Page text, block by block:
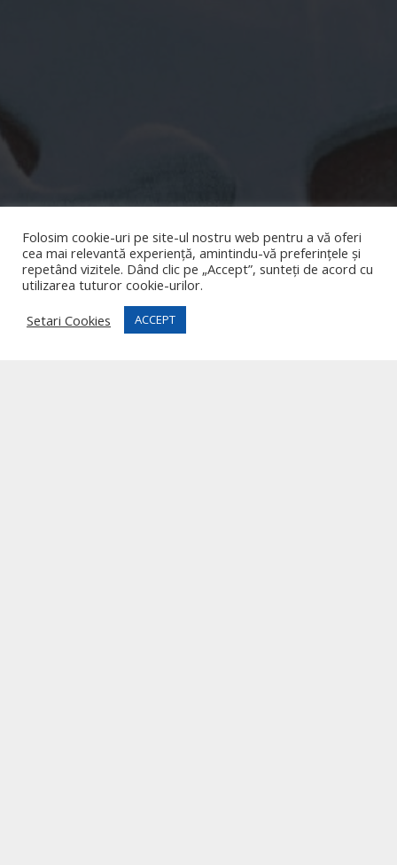
Surâsul Albastru este o organizație
nonguvernamentală înregistrată la Registrul
Asociațiilor si Fundațiilor și este prestator de
servicii de terapie sociale licențiată de către
Folosim cookie-uri pe site-ul nostru web pentru a vă oferi
cea mai relevantă experiență, amintindu-vă preferințele și
repetând vizitele. Dând clic pe „Accept”, sunteți de acord cu
utilizarea tuturor cookie-urilor.
Setari Cookies
ACCEPT